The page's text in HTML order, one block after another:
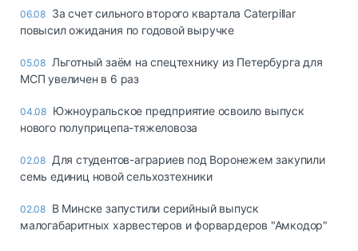
06.08 За счет сильного второго квартала Caterpillar
повысил ожидания по годовой выручке
05.08 Льготный заём на спецтехнику из Петербурга для
МСП увеличен в 6 раз
04.08 Южноуральское предприятие освоило выпуск
нового полуприцепа-тяжеловоза
02.08 Для студентов-аграриев под Воронежем закупили
семь единиц новой сельхозтехники
02.08 В Минске запустили серийный выпуск
малогабаритных харвестеров и форвардеров "Амкодор"